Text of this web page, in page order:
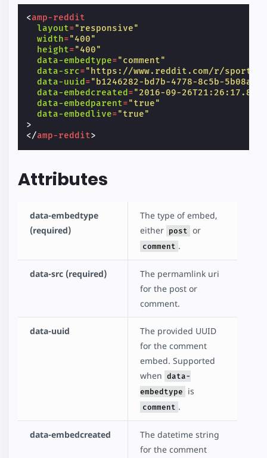
<amp-reddit
layout="responsive"
width="400"
height="400"
data-embedtype="comment"
data-src="https://www.reddit.com/r/sports/
data-uuid ="b1246282-bd7b-4778-8c5b-
data-embedcreated ="2016-09-
data-embedparent="true"
data-embedlive="true"
>
</amp-reddit>
Attributes
data-embedtype
(required)
The type of embed,
either post or
comment .
data-src (required)
The permamlink uri
for the post or
comment.
data-uuid
The provided UUID
for the comment
embed. Supported
when data-
embedtype
is
comment .
data-embedcreated
The datetime string
for the comment